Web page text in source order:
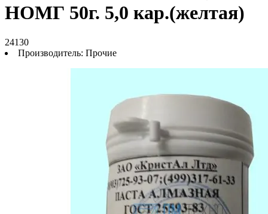
НОМГ 50г. 5,0 кар.(желтая)
24130
Производитель: Прочие